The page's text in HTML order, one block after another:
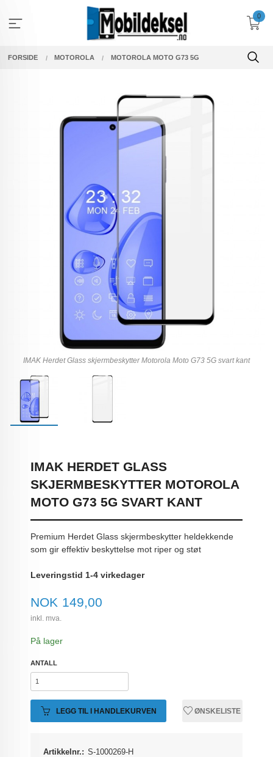
innholdet
0
FORSIDE MOTOROLA MOTOROLA MOTO G73 5G
IMAK Herdet Glass skjermbeskytter Motorola Moto G73 5G svart kant
IMAK HERDET GLASS
SKJERMBESKYTTER MOTOROLA
MOTO G73 5G SVART KANT
Premium Herdet Glass skjermbeskytter heldekkende
som gir effektiv beskyttelse mot riper og støt
Leveringstid 1-4 virkedager
Pris
NOK 149,00
inkl. mva.
På lager
ANTALL
LEGG TIL I HANDLEKURVEN ØNSKELISTE
Artikkelnr.: S-1000269-H